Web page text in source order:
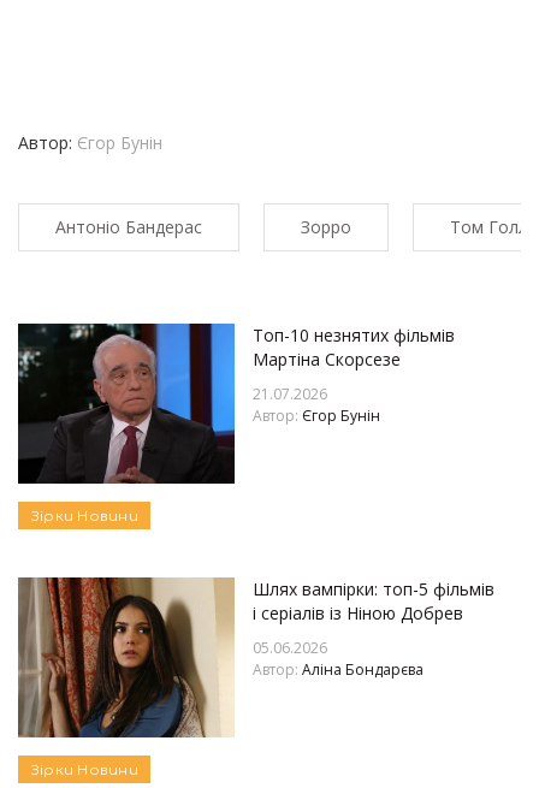
Автор: Єгор Бунін
Антоніо Бандерас Зорро Том
Топ-10 незнятих фільмів
Мартіна Скорсезе
21.07.2026
Автор: Єгор Бунін
Зірки Новини
Шлях вампірки: топ-5 фільмів
і серіалів із Ніною Добрев
05.06.2026
Автор: Аліна Бондарєва
Зірки Новини